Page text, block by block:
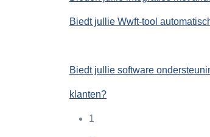
Biedt jullie Wwft-tool
Biedt jullie software
klanten?
1